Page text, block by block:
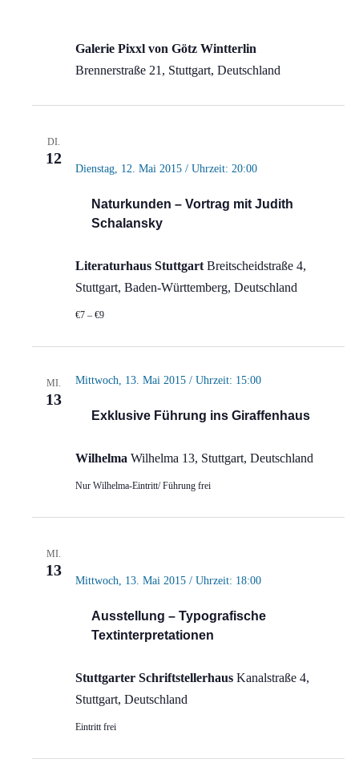
Galerie Pixxl von Götz Wintterlin
Brennerstraße 21, Stuttgart, Deutschland
DI.
12
Naturkunden – Vortrag mit Judith
Schalansky
Dienstag, 12. Mai 2015 / Uhrzeit: 20:00
Literaturhaus Stuttgart Breitscheidstraße 4,
Stuttgart, Baden-Württemberg, Deutschland
€7 – €9
MI.
13
Exklusive Führung ins Giraffenhaus
Mittwoch, 13. Mai 2015 / Uhrzeit: 15:00
Wilhelma Wilhelma 13, Stuttgart, Deutschland
Nur Wilhelma-Eintritt/ Führung frei
MI.
13
Ausstellung – Typografische
Textinterpretationen
Mittwoch, 13. Mai 2015 / Uhrzeit: 18:00
Stuttgarter Schriftstellerhaus Kanalstraße 4,
Stuttgart, Deutschland
Eintritt frei